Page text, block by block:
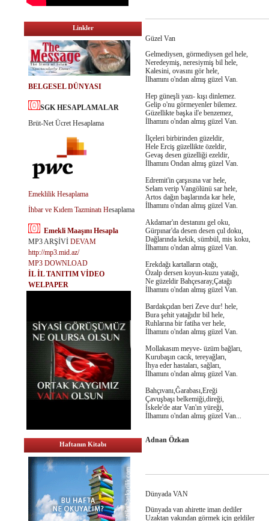
Linkler
BELGESEL DÜNYASI
SGK HESAPLAMALAR
Brüt-Net Ücret Hesaplama
Emeklilik Hesaplama
İhbar ve Kıdem Tazminatı Hesaplama
Emekli Maaşını Hesapla
MP3 ARŞİVİ DEVAM
http://mp3.mid.az/
MP3 DOWNLOAD
İL İL TANITIM VİDEO
WELPAPER
Haftanın Kitabı
Güzel Van
Gelmediysen, görmediysen gel hele,
Neredeymiş, neresiymiş bil hele,
Kalesini, ovasını gör hele,
İlhamını o'ndan almış güzel Van.
Hep güneşli yazı- kışı dinlemez.
Gelip o'nu görmeyenler bilemez.
Güzellikte başka il'e benzemez,
İlhamını o'ndan almış güzel Van.
İlçeleri birbirinden güzeldir,
Hele Erciş güzellikte özeldir,
Gevaş desen güzelliği ezeldir,
İlhamını Ondan almış güzel Van.
Edremit'in çarşısına var hele,
Selam verip Vangölünü sar hele,
Artos dağın başlarında kar hele,
İlhamını o'ndan almış güzel Van.
Akdamar'ın destanını gel oku,
Gürpınar'da desen desen çul doku,
Dağlarında kekik, sümbül, mis koku,
İlhamını o'ndan almış güzel Van.
Erekdağı kartalların otağı,
Özalp dersen koyun-kuzu yatağı,
Ne güzeldir Bahçesaray,Çatağı
İlhamını o'ndan almış güzel Van.
Bardakçıdan beri Zeve dur! hele,
Bura şehit yatağıdır bil hele,
Ruhlarına bir fatiha ver hele,
İlhamını o'ndan almış güzel Van.
Mollakasım meyve- üzüm bağları,
Kurubaşın cacık, tereyağları,
İhya eder hastaları, sağları,
İlhamını o'ndan almış güzel Van.
Bahçıvanı,Ğarabası,Ereği
Çavuşbaşı belkemiği,direği,
İskele'de atar Van'ın yüreği,
İlhamını o'ndan almış güzel Van...
Adnan Özkan
Dünyada VAN
Dünyada van ahirette iman dediler
Uzaktan yakından görmek için geldiler